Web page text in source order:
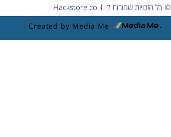
© כל הזכויות שמורות ל- Hackstore.co.il
Created by Media Me